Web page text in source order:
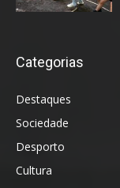
Categorias
Destaques
Sociedade
Desporto
Cultura